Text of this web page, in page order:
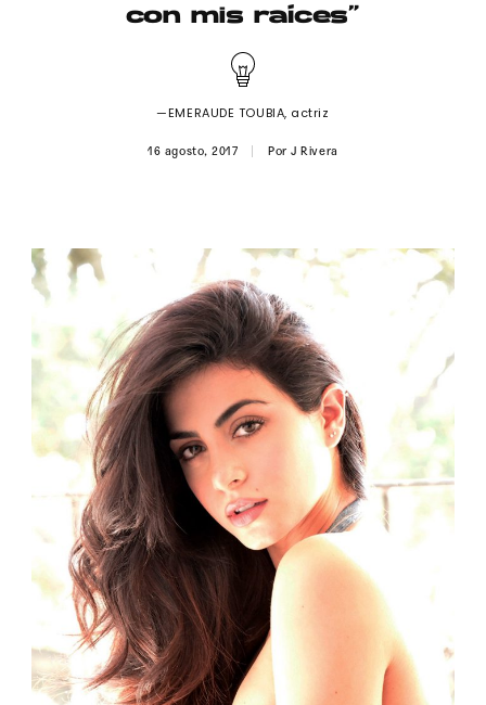
Contacto
Aviso Legal
DERECHOS RESERVADOS.
con mis raíces”
—EMERAUDE TOUBIA, actriz
16 agosto, 2017 PorJ Rivera